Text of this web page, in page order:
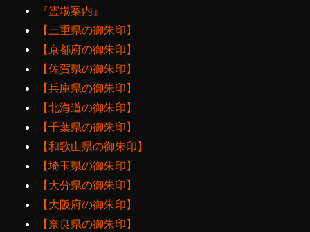
『霊場案内』
【三重県の御朱印】
【京都府の御朱印】
【佐賀県の御朱印】
【兵庫県の御朱印】
【北海道の御朱印】
【千葉県の御朱印】
【和歌山県の御朱印】
【埼玉県の御朱印】
【大分県の御朱印】
【大阪府の御朱印】
【奈良県の御朱印】